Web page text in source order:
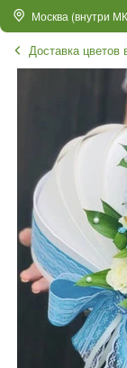
Москва (внутри
Доставка